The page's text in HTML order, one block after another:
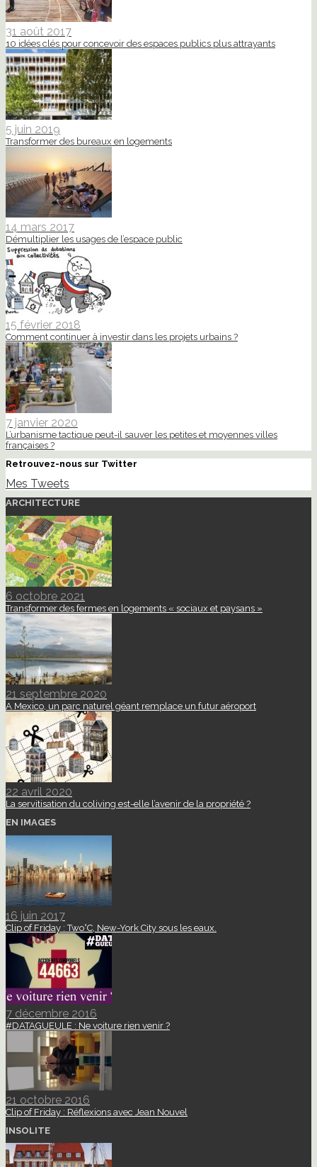
31 août 2017
10 idées clés pour concevoir des espaces publics plus attrayants
5 juin 2019
Transformer des bureaux en logements
14 mars 2017
Démultiplier les usages de l’espace public
15 février 2018
Comment continuer à investir dans les projets urbains ?
7 janvier 2020
L’urbanisme tactique peut-il sauver les petites et moyennes villes
françaises ?
Retrouvez-nous sur Twitter
Mes Tweets
ARCHITECTURE
6 octobre 2021
Transformer des fermes en logements « sociaux et paysans »
21 septembre 2020
A Mexico, un parc naturel géant remplace un futur aéroport
22 avril 2020
La servitisation du coliving est-elle l’avenir de la propriété ?
EN IMAGES
16 juin 2017
Clip of Friday : Two°C, New-York City sous les eaux.
7 décembre 2016
#DATAGUEULE : Ne voiture rien venir ?
21 octobre 2016
Clip of Friday : Réflexions avec Jean Nouvel
INSOLITE